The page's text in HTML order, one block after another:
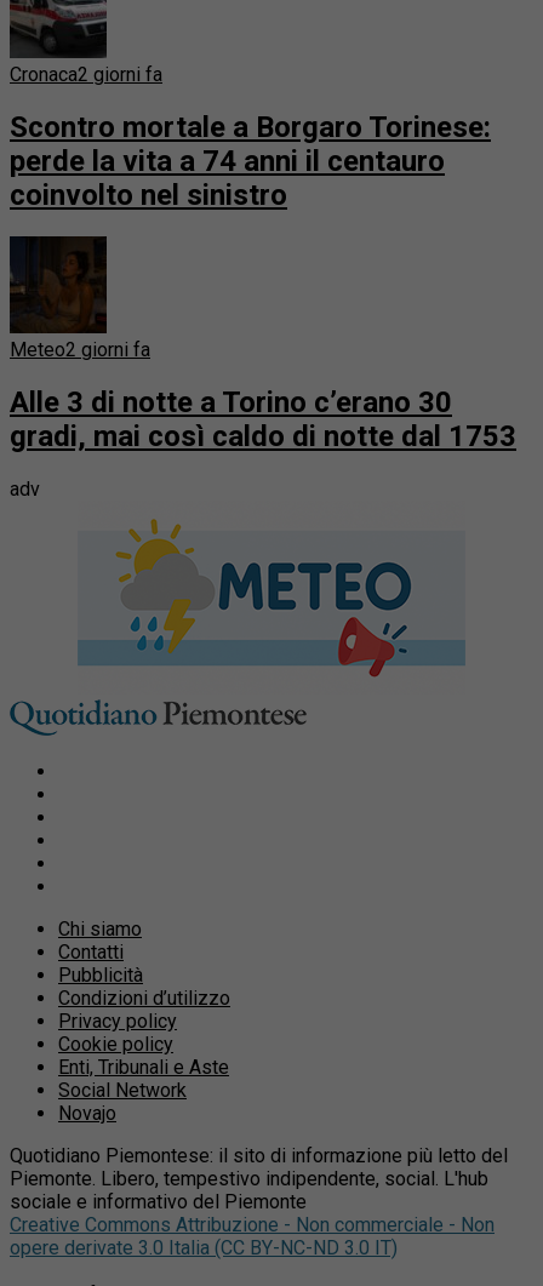
Cronaca2 giorni fa
Scontro mortale a Borgaro Torinese:
perde la vita a 74 anni il centauro
coinvolto nel sinistro
Meteo2 giorni fa
Alle 3 di notte a Torino c’erano 30
gradi, mai così caldo di notte dal 1753
adv
Chi siamo
Contatti
Pubblicità
Condizioni d’utilizzo
Privacy policy
Cookie policy
Enti, Tribunali e Aste
Social Network
Novajo
Quotidiano Piemontese: il sito di informazione più letto del
Piemonte. Libero, tempestivo indipendente, social. L'hub
sociale e informativo del Piemonte
Creative Commons Attribuzione - Non commerciale - Non
opere derivate 3.0 Italia (CC BY-NC-ND 3.0 IT)